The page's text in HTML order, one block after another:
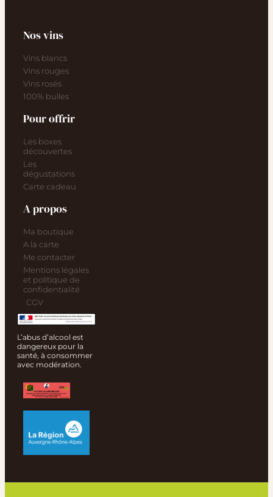
Nos vins
Vins blancs
Vins rouges
Vins rosés
100% bulles
Pour offrir
Les boxes
découvertes
Les
dégustations
Carte cadeau
A propos
Ma boutique
A la carte
Me contacter
Mentions légales
et politique de
confidentialité
CGV
L’abus d’alcool est
dangereux pour la
santé, à consommer
avec modération.